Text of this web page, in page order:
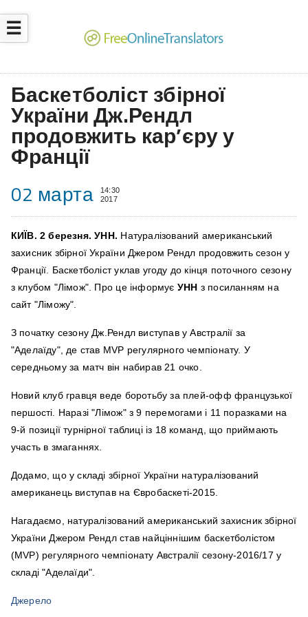
☰
Баскетболіст збірної
України Дж.Рендл
продовжить кар’єру у
Франції
02 марта
14:30
2017
КИЇВ. 2 березня. УНН. Натуралізований американський
захисник збірної України Джером Рендл продовжить сезон у
Франції. Баскетболіст уклав угоду до кінця поточного сезону
з клубом "Лімож". Про це інформує УНН з посиланням на
сайт "Ліможу".
З початку сезону Дж.Рендл виступав у Австралії за
"Аделаїду", де став MVP регулярного чемпіонату. У
середньому за матч він набирав 21 очко.
Новий клуб гравця веде боротьбу за плей-офф французької
першості. Наразі "Лімож" з 9 перемогами і 11 поразками на
9-й позиції турнірної таблиці із 18 команд, що приймають
участь в змаганнях.
Додамо, що у складі збірної України натуралізований
американець виступав на Євробаскеті-2015.
Нагадаємо, натуралізований американський захисник збірної
України Джером Рендл став найціннішим баскетболістом
(MVP) регулярного чемпіонату Австралії сезону-2016/17 у
складі "Аделаїди".
Джерело